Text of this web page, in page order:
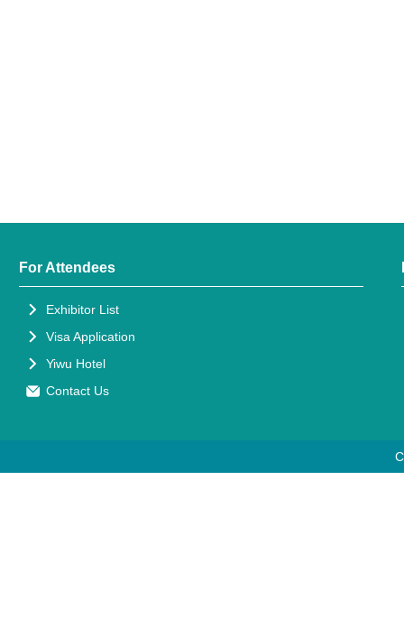
For Attendees
Exhibitor List
Visa Application
Yiwu Hotel
Contact Us